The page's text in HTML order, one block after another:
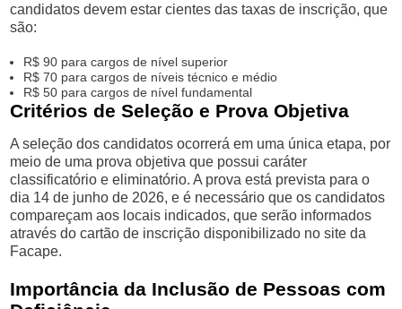
candidatos devem estar cientes das taxas de inscrição, que
são:
R$ 90 para cargos de nível superior
R$ 70 para cargos de níveis técnico e médio
R$ 50 para cargos de nível fundamental
Critérios de Seleção e Prova Objetiva
A seleção dos candidatos ocorrerá em uma única etapa, por
meio de uma prova objetiva que possui caráter
classificatório e eliminatório. A prova está prevista para o
dia 14 de junho de 2026, e é necessário que os candidatos
compareçam aos locais indicados, que serão informados
através do cartão de inscrição disponibilizado no site da
Facape.
Importância da Inclusão de Pessoas com